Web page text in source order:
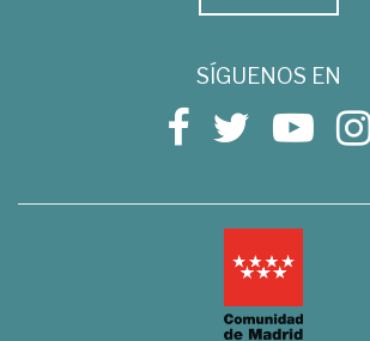
SÍGUENOS EN